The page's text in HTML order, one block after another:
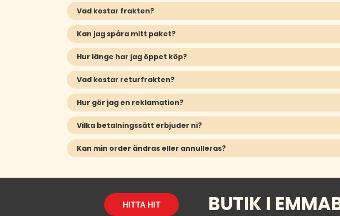
Vad kostar frakten?
Kan jag spåra mitt paket?
Hur länge har jag öppet köp?
Vad kostar returfrakten?
Hur gör jag en reklamation?
Vilka betalningssätt erbjuder ni?
Kan min order ändras eller annulleras?
HITTA HIT BUTIK I